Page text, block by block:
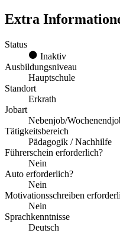
Extra
Status
Inaktiv
Ausbildungsniveau
Hauptschule
Standort
Erkrath
Jobart
Nebenjob/
Tätigkeitsbereich
Pädagogik / Nachhilfe
Führerschein erforderlich?
Nein
Auto erforderlich?
Nein
Motivationsschreiben
Nein
Sprachkenntnisse
Deutsch